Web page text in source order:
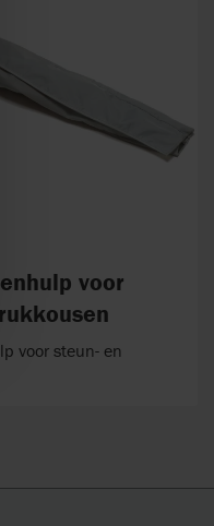
voor
voor steun- en